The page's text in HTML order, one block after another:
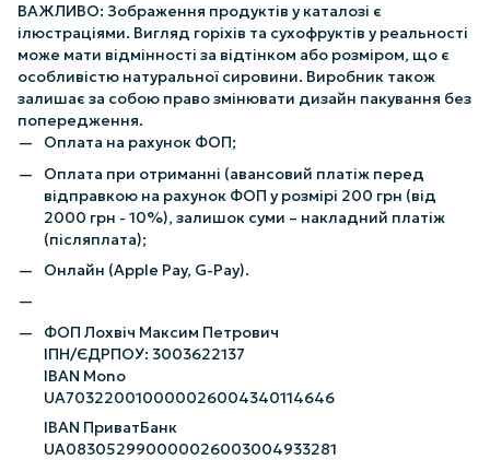
ВАЖЛИВО: Зображення продуктів у каталозі є
ілюстраціями. Вигляд горіхів та сухофруктів у реальності
може мати відмінності за відтінком або розміром, що є
особливістю натуральної сировини. Виробник також
залишає за собою право змінювати дизайн пакування без
попередження.
Оплата на рахунок ФОП;
Оплата при отриманні (авансовий платіж перед
відправкою на рахунок ФОП у розмірі 200 грн (від
2000 грн - 10%), залишок суми – накладний платіж
(післяплата);
Онлайн (Apple Pay, G-Pay).
ФОП Лохвіч Максим Петрович
ІПН/ЄДРПОУ: 3003622137
IBAN Mono
UA703220010000026004340114646
IBAN ПриватБанк
UA083052990000026003004933281